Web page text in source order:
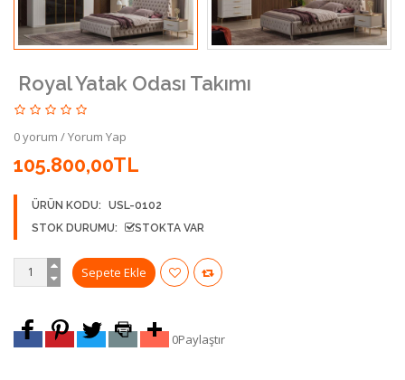
Royal Yatak Odası Takımı
0 yorum /Yorum Yap
105.800,00TL
ÜRÜN KODU:
USL-0102
STOK DURUMU:
STOKTA VAR
0Paylaştır